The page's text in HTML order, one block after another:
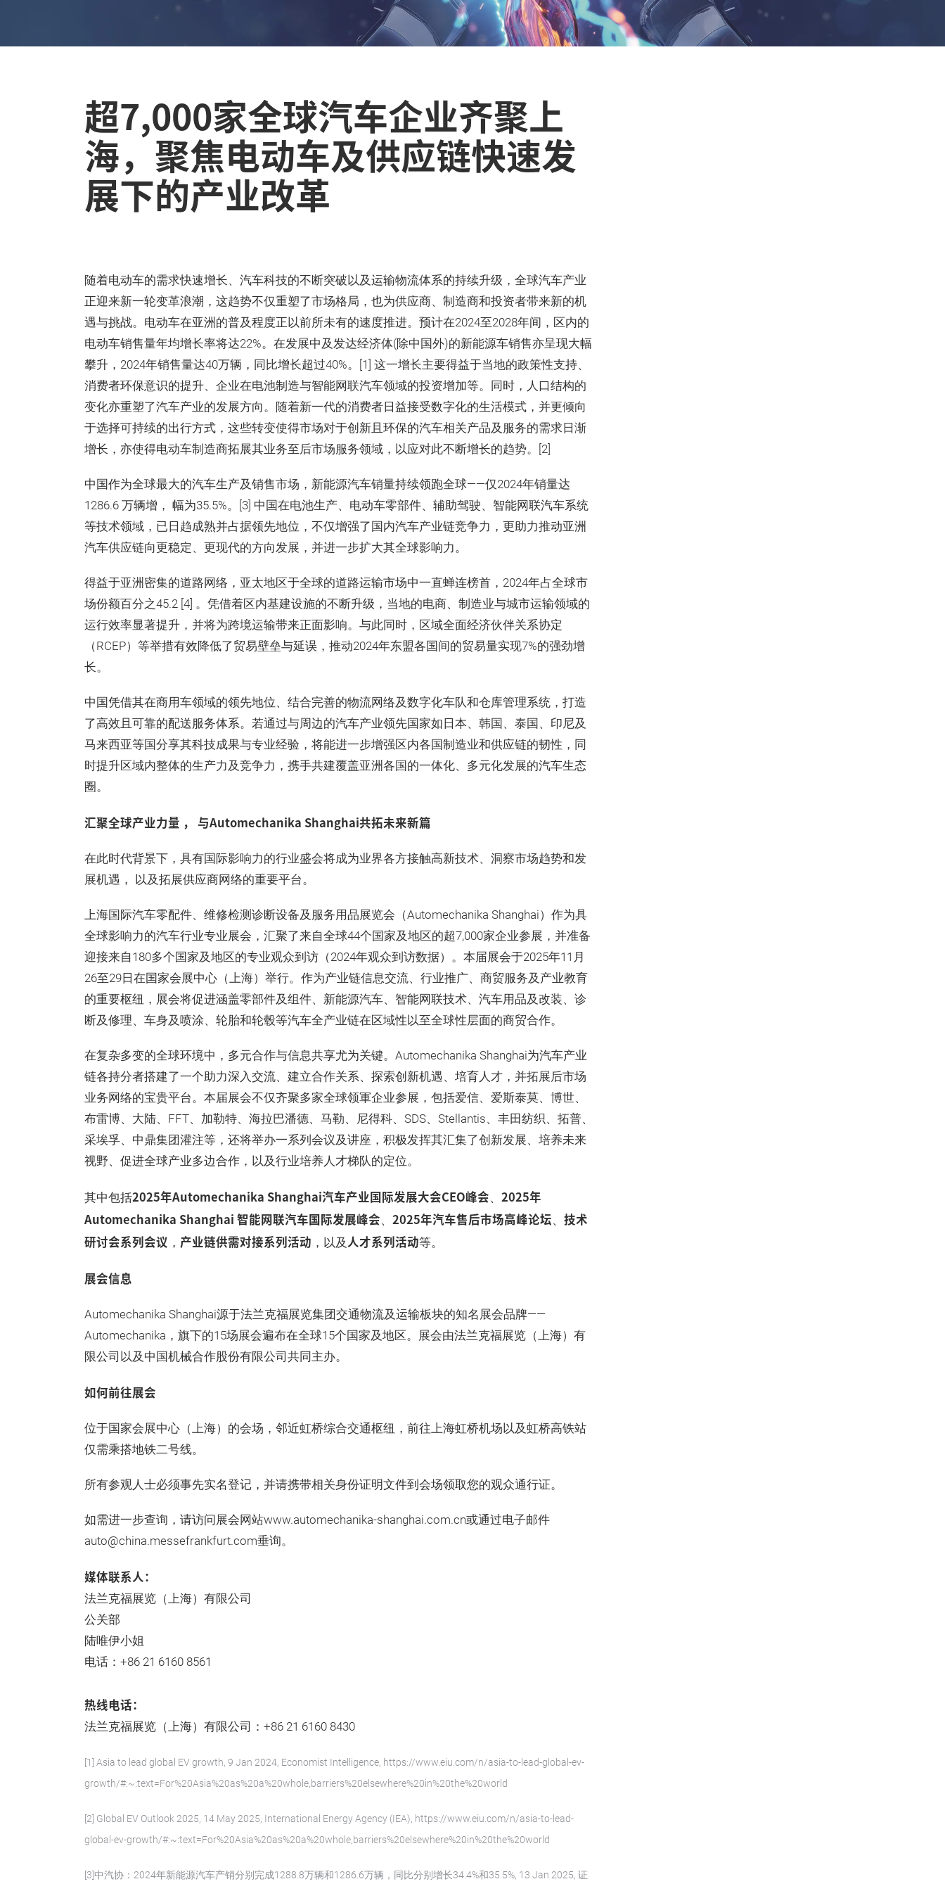
超7,000家全球汽车企业齐聚上
海，聚焦电动车及供应链快速发
展下的产业改革
随着电动车的需求快速增长、汽车科技的不断突破以及运输物流体系的持续升级，全球汽车产业
正迎来新一轮变革浪潮，这趋势不仅重塑了市场格局，也为供应商、制造商和投资者带来新的机
遇与挑战。电动车在亚洲的普及程度正以前所未有的速度推进。预计在2024至2028年间，区内的
电动车销售量年均增长率将达22%。在发展中及发达经济体(除中国外)的新能源车销售亦呈现大幅
攀升，2024年销售量达40万辆，同比增长超过40%。[1] 这一增长主要得益于当地的政策性支持、
消费者环保意识的提升、企业在电池制造与智能网联汽车领域的投资增加等。同时，人口结构的
变化亦重塑了汽车产业的发展方向。随着新一代的消费者日益接受数字化的生活模式，并更倾向
于选择可持续的出行方式，这些转变使得市场对于创新且环保的汽车相关产品及服务的需求日渐
增长，亦使得电动车制造商拓展其业务至后市场服务领域，以应对此不断增长的趋势。[2]
中国作为全球最大的汽车生产及销售市场，新能源汽车销量持续领跑全球——仅2024年销量达
1286.6 万辆增， 幅为35.5%。[3] 中国在电池生产、电动车零部件、辅助驾驶、智能网联汽车系统
等技术领域，已日趋成熟并占据领先地位，不仅增强了国内汽车产业链竞争力，更助力推动亚洲
汽车供应链向更稳定、更现代的方向发展，并进一步扩大其全球影响力。
得益于亚洲密集的道路网络，亚太地区于全球的道路运输市场中一直蝉连榜首，2024年占全球市
场份额百分之45.2 [4] 。凭借着区内基建设施的不断升级，当地的电商、制造业与城市运输领域的
运行效率显著提升，并将为跨境运输带来正面影响。与此同时，区域全面经济伙伴关系协定
（RCEP）等举措有效降低了贸易壁垒与延误，推动2024年东盟各国间的贸易量实现7%的强劲增
长。
中国凭借其在商用车领域的领先地位、结合完善的物流网络及数字化车队和仓库管理系统，打造
了高效且可靠的配送服务体系。若通过与周边的汽车产业领先国家如日本、韩国、泰国、印尼及
马来西亚等国分享其科技成果与专业经验，将能进一步增强区内各国制造业和供应链的韧性，同
时提升区域内整体的生产力及竞争力，携手共建覆盖亚洲各国的一体化、多元化发展的汽车生态
圈。
汇聚全球产业力量 ， 与Automechanika Shanghai共拓未来新篇
在此时代背景下，具有国际影响力的行业盛会将成为业界各方接触高新技术、洞察市场趋势和发
展机遇， 以及拓展供应商网络的重要平台。
上海国际汽车零配件、维修检测诊断设备及服务用品展览会（Automechanika Shanghai）作为具
全球影响力的汽车行业专业展会，汇聚了来自全球44个国家及地区的超7,000家企业参展，并准备
迎接来自180多个国家及地区的专业观众到访（2024年观众到访数据）。本届展会于2025年11月
26至29日在国家会展中心（上海）举行。作为产业链信息交流、行业推广、商贸服务及产业教育
的重要枢纽，展会将促进涵盖零部件及组件、新能源汽车、智能网联技术、汽车用品及改装、诊
断及修理、车身及喷涂、轮胎和轮毂等汽车全产业链在区域性以至全球性层面的商贸合作。
在复杂多变的全球环境中，多元合作与信息共享尤为关键。Automechanika Shanghai为汽车产业
链各持分者搭建了一个助力深入交流、建立合作关系、探索创新机遇、培育人才，并拓展后市场
业务网络的宝贵平台。本届展会不仅齐聚多家全球领軍企业参展，包括爱信、爱斯泰莫、博世、
布雷博、大陆、FFT、加勒特、海拉巴潘德、马勒、尼得科、SDS、Stellantis、丰田纺织、拓普、
采埃孚、中鼎集团灌注等，还将举办一系列会议及讲座，积极发挥其汇集了创新发展、培养未来
视野、促进全球产业多边合作，以及行业培养人才梯队的定位。
其中包括2025年Automechanika Shanghai汽车产业国际发展大会CEO峰会、 2025年
Automechanika Shanghai 智能网联汽车国际发展峰会、 2025年汽车售后市场高峰论坛、 技术
研讨会系列会议 ， 产业链供需对接系列活动 ，以及人才系列活动等。
展会信息
Automechanika Shanghai源于法兰克福展览集团交通物流及运输板块的知名展会品牌——
Automechanika，旗下的15场展会遍布在全球15个国家及地区。展会由法兰克福展览（上海）有
限公司以及中国机械合作股份有限公司共同主办。
如何前往展会
位于国家会展中心（上海）的会场，邻近虹桥综合交通枢纽，前往上海虹桥机场以及虹桥高铁站
仅需乘搭地铁二号线。
所有参观人士必须事先实名登记，并请携带相关身份证明文件到会场领取您的观众通行证。
如需进一步查询，请访问展会网站www.automechanika-shanghai.com.cn或通过电子邮件
auto@china.messefrankfurt.com垂询。
媒体联系人：
法兰克福展览（上海）有限公司
公关部
陆唯伊小姐
电话：+86 21 6160 8561
热线电话：
法兰克福展览（上海）有限公司：+86 21 6160 8430
[1] Asia to lead global EV growth, 9 Jan 2024, Economist Intelligence, https://www.eiu.com/n/asia-to-lead-global-ev-
growth/#:~:text=For%20Asia%20as%20a%20whole,barriers%20elsewhere%20in%20the%20world
[2] Global EV Outlook 2025, 14 May 2025, International Energy Agency (IEA), https://www.eiu.com/n/asia-to-lead-
global-ev-growth/#:~:text=For%20Asia%20as%20a%20whole,barriers%20elsewhere%20in%20the%20world
[3]中汽协：2024年新能源汽车产销分别完成1288.8万辆和1286.6万辆，同比分别增长34.4%和35.5%, 13 Jan 2025, 证